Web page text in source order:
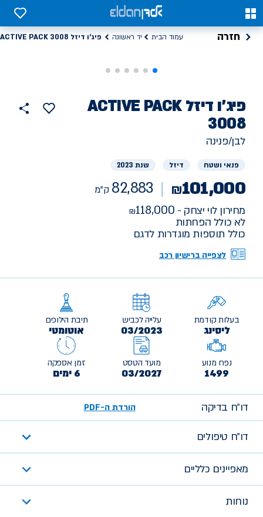
0
0
חזרה עמוד הבית יד ראשונה פיג'ו דיזל ACTIVE PACK 3008
רכב
יד
ראשונה
פיג'ו
דיזל ACTIVE PACK
3008
ק"מ
הוסף
למועדפים
לבן/פנינה
פנאי ושטח דיזל שנת 2023
₪101,000
82,883 ק"מ
מחירון לוי יצחק - 118,000
לא כולל הפחתות
כולל תוספות מוגדרות לדגם
לצפייה ברישיון רכב
בעלות קודמת
ליסינג
עלייה לכביש
03/2023
תיבת הילוכים
אוטומטי
נפח מנוע
1499
מועד הטסט
03/2027
זמן אספקה
6 ימים
דו״ח בדיקה הורדת ה-PDF
דו״ח טיפולים
מאפיינים כלליים
נוחות